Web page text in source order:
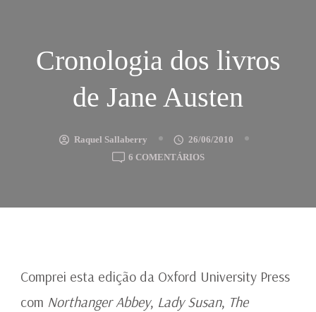
Cronologia dos livros
de Jane Austen
Raquel Sallaberry
26/06/2010
6 COMENTÁRIOSEM
LIVROS
Comprei esta edição da Oxford University Press
com Northanger Abbey, Lady Susan, The